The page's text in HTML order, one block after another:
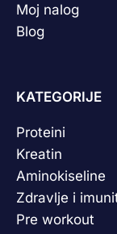
Moj nalog
Blog
KATEGORIJE
Proteini
Kreatin
Aminokiseline
Zdravlje i
Pre workout